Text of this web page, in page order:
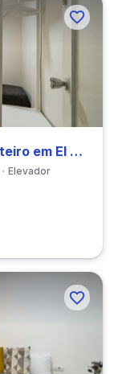
Acolhedor quarto interior de solteiro em El Putxet i Farró perto de URL
Elevador